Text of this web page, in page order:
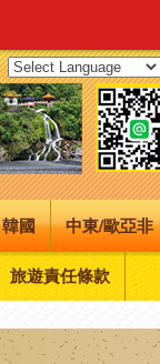
國 中東/歐亞非
旅遊責任條款